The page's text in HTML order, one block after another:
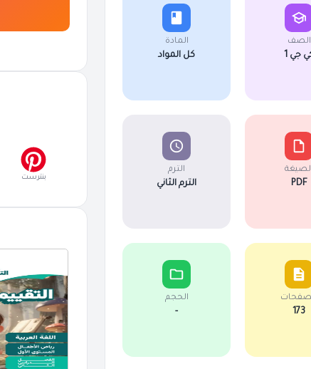
الصف
جي 1
المادة
كل المواد
PDF
الترم
الترم الثاني
173
الحجم
-
بنترست